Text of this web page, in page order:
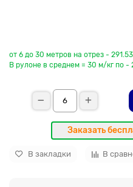
от 6 до 30 метров на отрез -
В рулоне в среднем = 30 м/кг по -
Заказать
В закладки В